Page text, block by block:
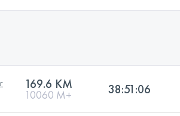
169.6 KM
10060 M+ 38:51:06